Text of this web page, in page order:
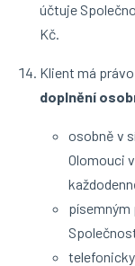
účtuje
Kč.
Klient má
doplnění
osobně v
Olomouci
písemným
telefonicky